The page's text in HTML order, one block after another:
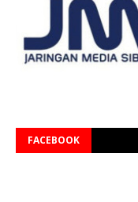
FACEBOOK